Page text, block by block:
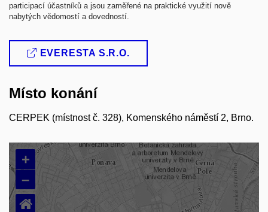
participací účastníků a jsou zaměřené na praktické využití nově
nabytých vědomostí a dovedností.
EVERESTA S.R.O.
Místo konání
CERPEK (místnost č. 328), Komenského náměstí 2, Brno.
+
–
⌂